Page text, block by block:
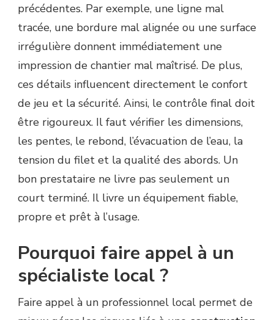
précédentes. Par exemple, une ligne mal
tracée, une bordure mal alignée ou une surface
irrégulière donnent immédiatement une
impression de chantier mal maîtrisé. De plus,
ces détails influencent directement le confort
de jeu et la sécurité. Ainsi, le contrôle final doit
être rigoureux. Il faut vérifier les dimensions,
les pentes, le rebond, l’évacuation de l’eau, la
tension du filet et la qualité des abords. Un
bon prestataire ne livre pas seulement un
court terminé. Il livre un équipement fiable,
propre et prêt à l’usage.
Pourquoi faire appel à un
spécialiste local ?
Faire appel à un professionnel local permet de